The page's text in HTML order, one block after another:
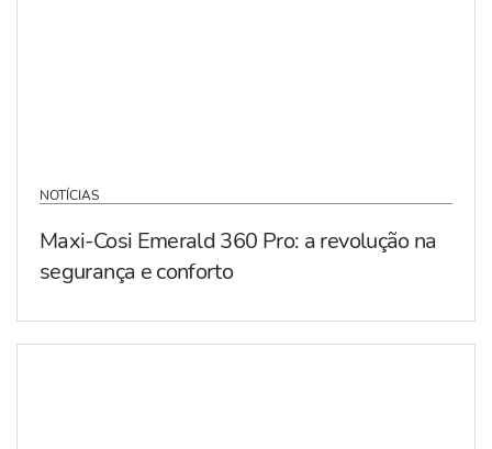
NOTÍCIAS
Maxi-Cosi Emerald 360 Pro: a revolução na
segurança e conforto